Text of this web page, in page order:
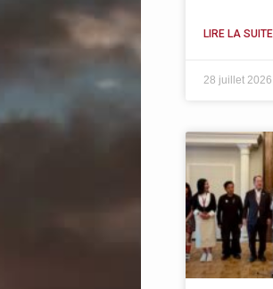
LIRE LA
28 juillet 2026